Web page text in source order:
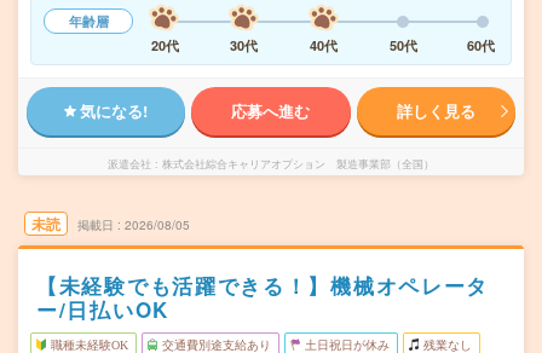
年齢層
20代
30代 40代 50代 60代
気になる! 応募へ進む 詳しく見る
派遣会社 株式会社綜合キャリアオプション 製造事業部（全国）
未読 掲載日 2026/08/05
【未経験でも活躍できる！】機械オペレータ
ー/日払いOK
職種未経験OK 交通費別途支給あり 土日祝日が休み 残業なし